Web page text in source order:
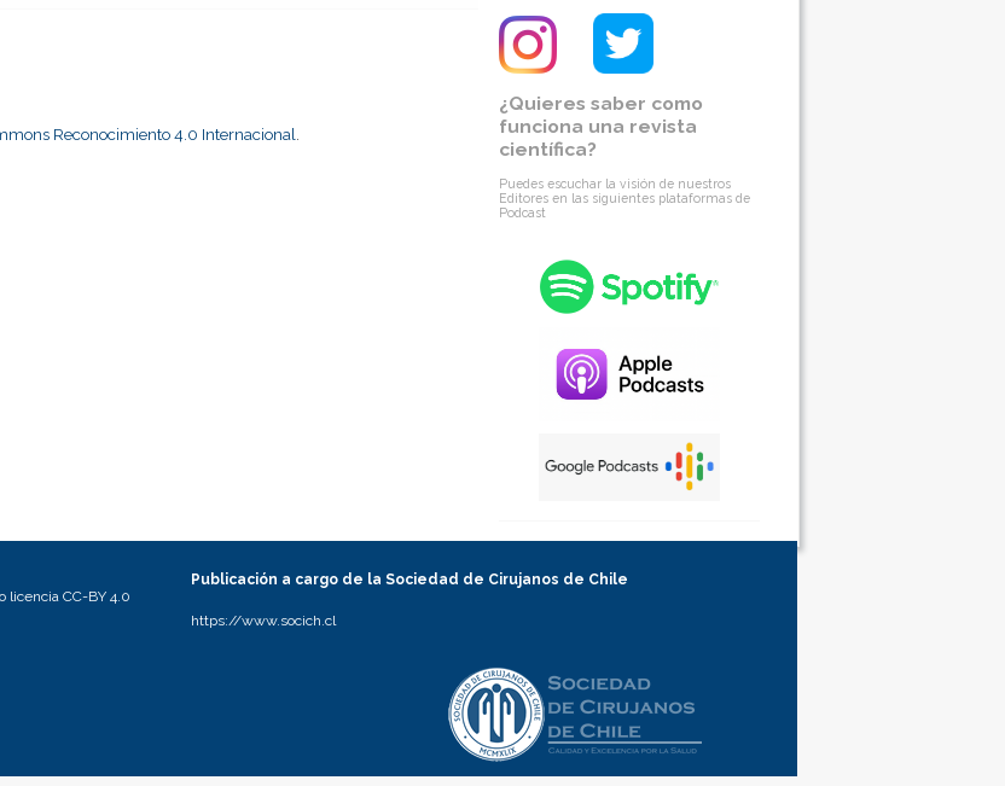
¿Quieres saber como
funciona una revista
científica?
Puedes escuchar la visión de nuestros
Editores en las siguientes plataformas de
Podcast
Reconocimiento 4.0 Internacional
licencia CC-BY 4.0
Publicación a cargo de la Sociedad de Cirujanos de Chile
https://www.socich.cl